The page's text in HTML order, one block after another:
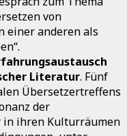
von
einer anderen als
Literatur. Fünf
Übersetzertreffens
der
in ihren Kulturräumen